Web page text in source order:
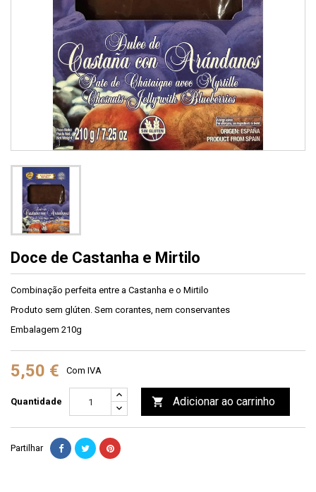
Doce de Castanha e Mirtilo
Combinação perfeita entre a Castanha e o Mirtilo
Produto sem glúten. Sem corantes, nem conservantes
Embalagem 210g
5,50 € Com IVA
Quantidade  Adicionar ao carrinho
Partilhar